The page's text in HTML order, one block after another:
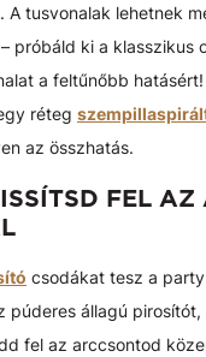
A tusvonalak lehetnek
próbáld ki a klasszikus
a feltűnőbb
réteg
az összhatás.
FEL AZ
csodákat tesz a party
púderes állagú
fel az arccsontod